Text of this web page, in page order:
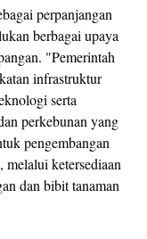
perpanjangan
berbagai upaya
"Pemerintah
infrastruktur
serta
perkebunan yang
pengembangan
ketersediaan
dan bibit tanaman